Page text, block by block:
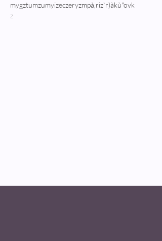
mygztumzumyizeczeryzmpà,riz`r)àkù"ovk